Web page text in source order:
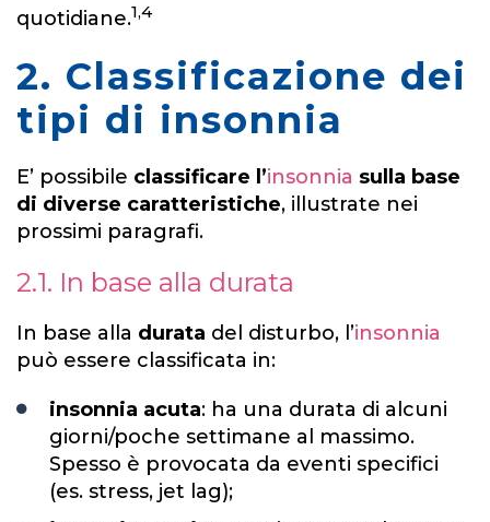
quotidiane.1,4
2. Classificazione dei
tipi di insonnia
E’ possibile classificare l’insonnia sulla base
di diverse caratteristiche, illustrate nei
prossimi paragrafi.
2.1. In base alla durata
In base alla durata del disturbo, l’insonnia
può essere classificata in:
insonnia acuta: ha una durata di alcuni
giorni/poche settimane al massimo.
Spesso è provocata da eventi specifici
(es. stress, jet lag);